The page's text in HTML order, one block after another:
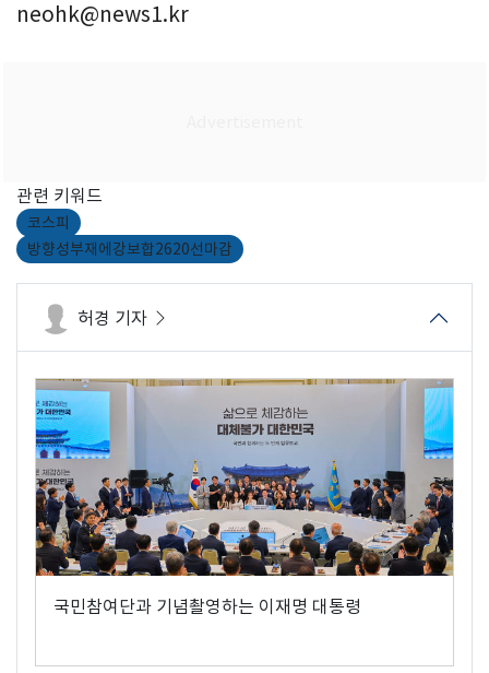
neohk@news1.kr
관련 키워드
코스피
방향성부재에강보합2620선마감
허경 기자
국민참여단과 기념촬영하는 이재명 대통령